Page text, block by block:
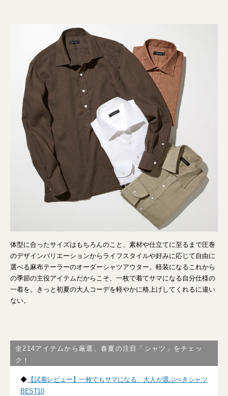
体型に合ったサイズはもちろんのこと、素材や仕立てに至るまで圧巻
のデザインバリエーションからライフスタイルや好みに応じて自由に
選べる麻布テーラーのオーダーシャツアウター。軽装になるこれから
の季節の主役アイテムだからこそ、一枚で着てサマになる自分仕様の
一着を。きっと初夏の大人コーデを軽やかに格上げしてくれるに違い
ない。
全214アイテムから厳選、春夏の注目「シャツ」をチェッ
ク！
◆ 【試着レビュー】一枚でもサマになる、大人が選ぶべきシャツ
BEST10